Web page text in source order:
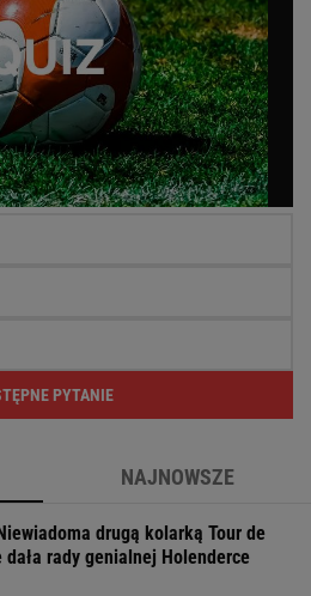
PYTANIE
NAJNOWSZE
drugą kolarką Tour de
dała rady genialnej Holenderce